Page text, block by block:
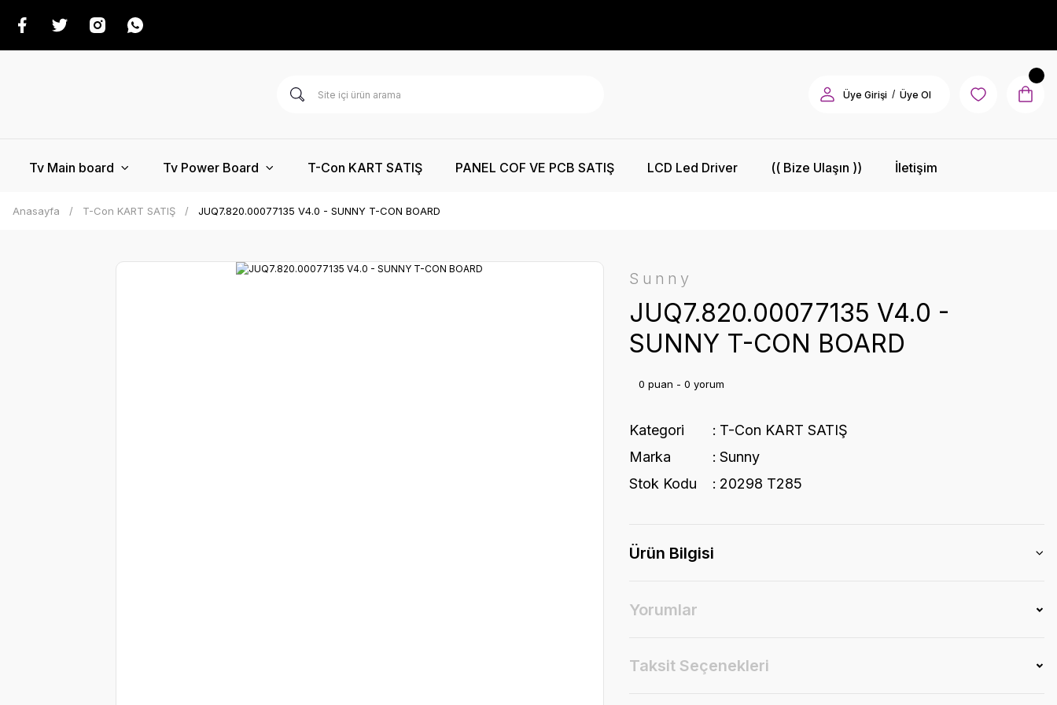
Üye Girişi / Üye Ol
Tv Main board Tv Power Board T-Con KART SATIŞ PANEL COF VE PCB SATIŞ LCD Led Driver (( Bize Ulaşın )) İletişim
Anasayfa T-Con KART SATIŞ JUQ7.820.00077135 V4.0 - SUNNY T-CON BOARD
Sunny
JUQ7.820.00077135 V4.0 -
SUNNY T-CON BOARD
0 puan - 0 yorum
Kategori
T-Con KART SATIŞ
Marka
Sunny
Stok Kodu
20298 T285
Ürün Bilgisi
Yorumlar
Taksit Seçenekleri